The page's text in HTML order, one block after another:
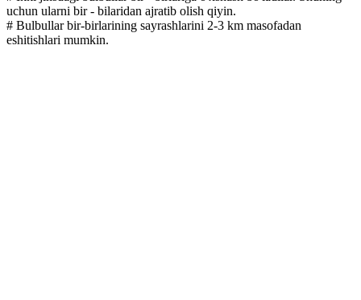
uchun ularni bir - bilaridan ajratib olish qiyin.
# Bulbullar bir-birlarining sayrashlarini 2-3 km masofadan
eshitishlari mumkin.